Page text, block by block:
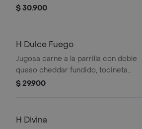
cheddar fundido.
$ 30.900
H Dulce Fuego
Jugosa carne a la parrilla con doble
queso cheddar fundido, tocineta
crocante y piña dulce en trozos.
dorado con mantequilla y nuestra
$ 29.900
H Divina